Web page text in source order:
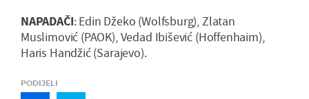
NAPADAČI: Edin Džeko (Wolfsburg), Zlatan
Muslimović (PAOK), Vedad Ibišević (Hoffenhaim),
Haris Handžić (Sarajevo).
PODIJELI